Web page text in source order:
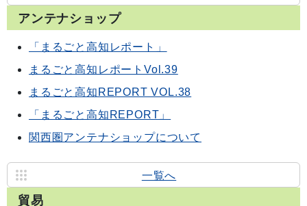
アンテナショップ
「まるごと高知レポート」
まるごと高知レポートVol.39
まるごと高知REPORT VOL.38
「まるごと高知REPORT」
関西圏アンテナショップについて
一覧へ
貿易